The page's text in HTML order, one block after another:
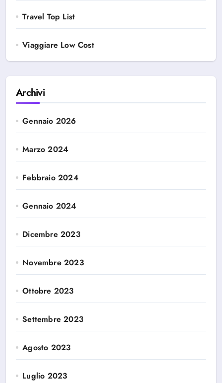
Travel Top List
Viaggiare Low Cost
Archivi
Gennaio 2026
Marzo 2024
Febbraio 2024
Gennaio 2024
Dicembre 2023
Novembre 2023
Ottobre 2023
Settembre 2023
Agosto 2023
Luglio 2023